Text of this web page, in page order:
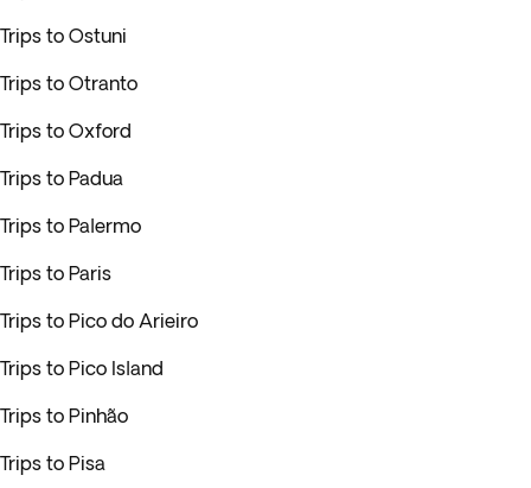
Trips to Ostuni
Trips to Otranto
Trips to Oxford
Trips to Padua
Trips to Palermo
Trips to Paris
Trips to Pico do Arieiro
Trips to Pico Island
Trips to Pinhão
Trips to Pisa